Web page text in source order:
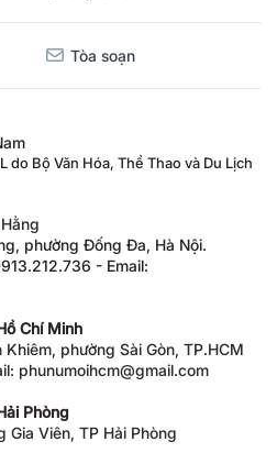
Tòa soạn
do Bộ Văn Hóa, Thể Thao và Du Lịch
phường Đống Đa, Hà Nội.
- Email:
Chí Minh
phường Sài Gòn, TP.HCM
phunumoihcm@gmail.com
Phòng
Gia Viên, TP Hải Phòng